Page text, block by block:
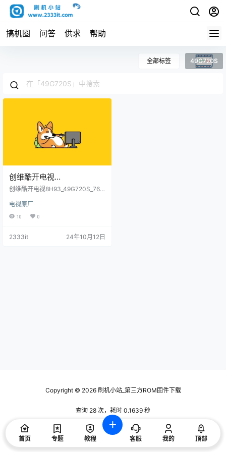
搞机圈 问答 供求 帮助
全部标签 49G720S
创维酷开电视
8H93_49G720S_7626-
烧录包原厂程序U盘数据刷机
包
创维酷开电视8H93_49G720S_762
包原厂程序U盘数据刷机包
电视原厂
10 0
2333it 24年10月12日
Copyright © 2026刷机小站_第三方ROM固件下载
查询 28 次，耗时 0.1639 秒
首页 专题 教程 客服 我的 顶部